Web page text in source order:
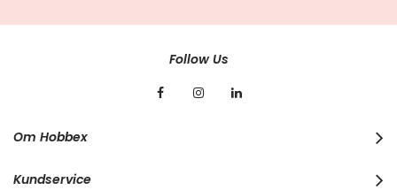
Follow Us
Om Hobbex
Kundservice